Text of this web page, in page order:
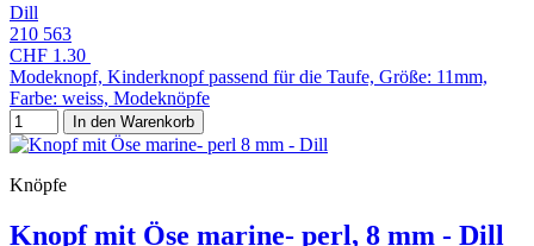
Dill
210 563
CHF 1.30
Modeknopf, Kinderknopf passend für die Taufe, Größe: 11mm,
Farbe: weiss, Modeknöpfe
In den Warenkorb
Knöpfe
Knopf mit Öse marine- perl, 8 mm - Dill